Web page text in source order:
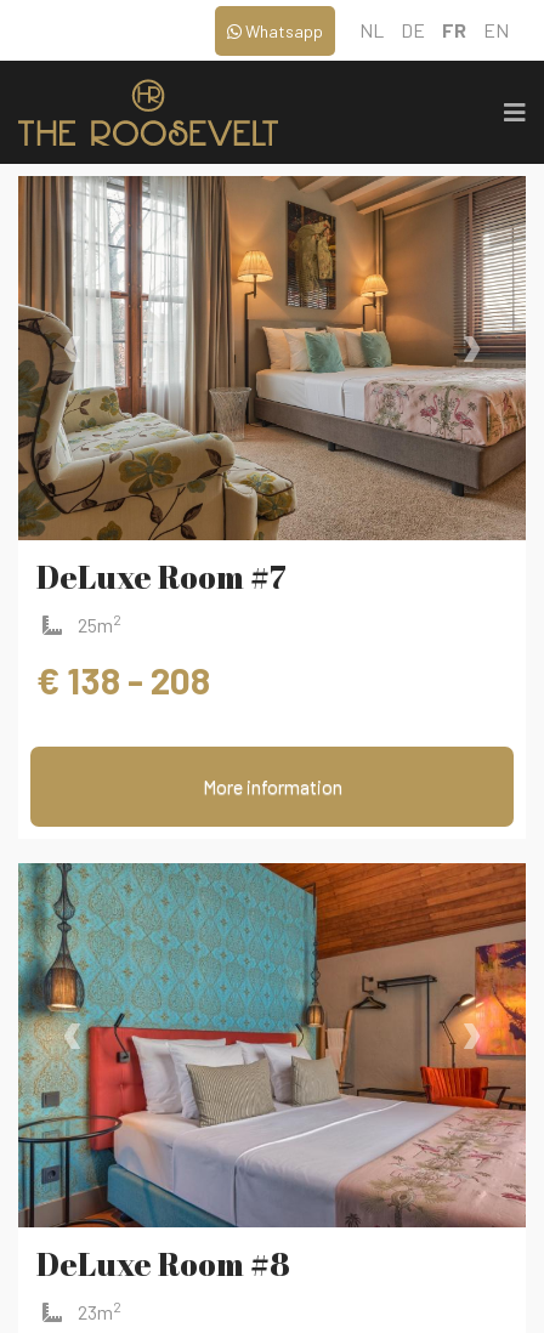
NL DE FR EN
Whatsapp
‹ ›
DeLuxe Room #7
25m2
€ 138 - 208
More information
‹ ›
DeLuxe Room #8
23m2